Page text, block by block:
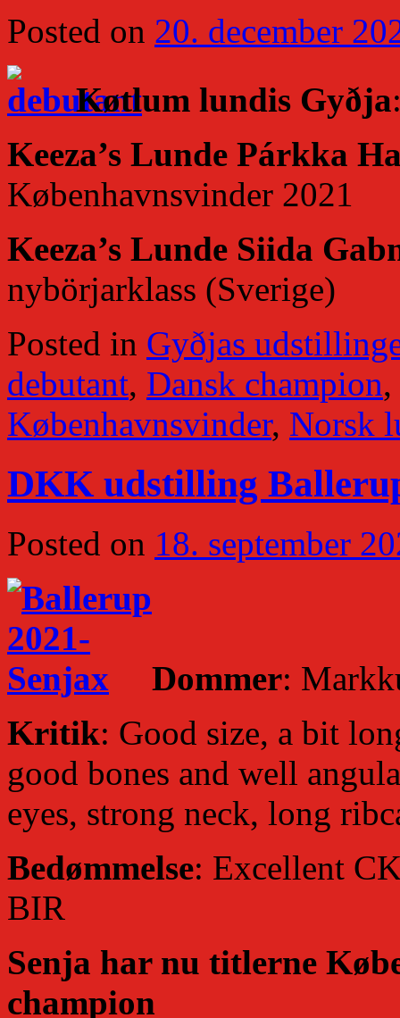
Posted on 20. december
Køtlum lundis Gyðja
Keeza’s Lunde Párkka
Københavnsvinder 2021
Keeza’s Lunde Siida
nybörjarklass (Sverige)
Posted in Gyðjas
debutant, Dansk champion,
Københavnsvinder, Norsk
DKK udstilling
Posted on 18. september
Dommer:
Kritik: Good size, a bit
good bones and well
eyes, strong neck, long
Bedømmelse: Excellent
BIR
Senja har nu titlerne
champion